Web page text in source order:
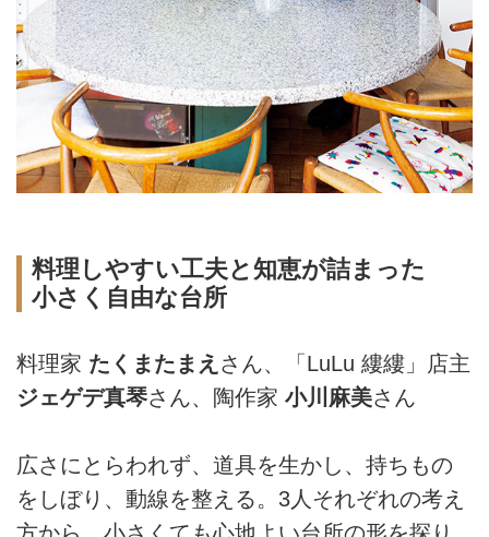
料理しやすい工夫と知恵が詰まった
小さく自由な台所
料理家 たくまたまえ さん、「LuLu 縷縷」店主
ジェゲデ真琴さん、陶作家 小川麻美さん
広さにとらわれず、道具を生かし、持ちもの
をしぼり、動線を整える。3人それぞれの考え